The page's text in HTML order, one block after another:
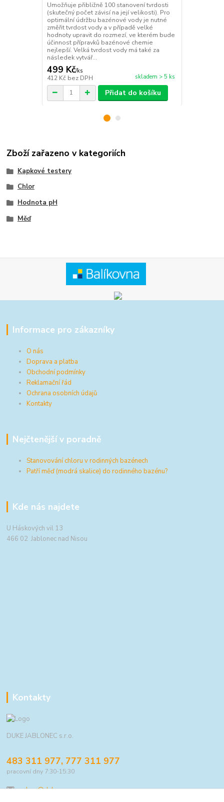
Umožňuje přibližně 100 stanovení tvrdosti
(skutečný počet závisí na její velikosti). Pro
optimální údržbu bazénové vody je nutné
změřit tvrdost vody a v případě velké
hodnoty upravit do rozmezí, ve kterém bude
účinnost přípravků bazénové chemie
nejlepší. Velká tvrdost vody má také za
následek vytvář...
499 Kč/ks
412 Kč bez DPH skladem > 5 ks
Přidat do košíku
Zboží zařazeno v kategoriích
Kapkové testery
Chlor
Hodnota pH
Měď
Informace pro zákazníky
O nás
Doprava a platba
Obchodní podmínky
Reklamační řád
Ochrana osobních údajů
Kontakty
Nejčtenější v poradně
Stanovování chloru v rodinných bazénech
Patří měď (modrá skalice) do rodinného bazénu?
Kde nás najdete
U Háskových vil 13
466 02 Jablonec nad Nisou
Kontakty
DUKE JABLONEC s.r.o.
483 311 977, 777 311 977
pracovní dny 7:30-15:30
eshop@duke.cz